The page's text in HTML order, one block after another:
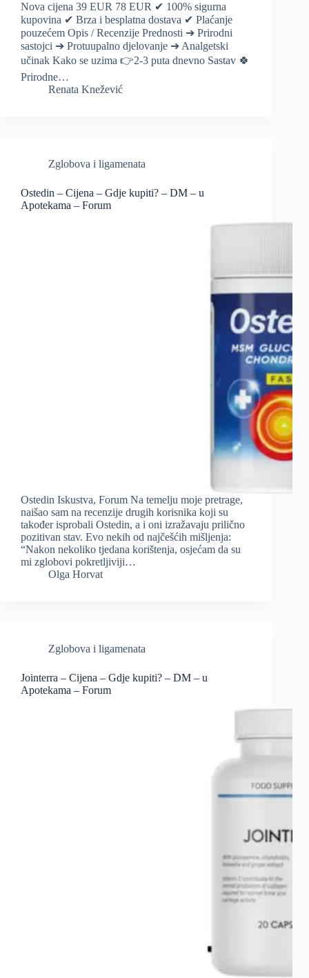
Nova cijena 39 EUR 78 EUR ✔ 100% sigurna
kupovina ✔ Brza i besplatna dostava ✔ Plaćanje
pouzećem Opis / Recenzije Prednosti ➔ Prirodni
sastojci ➔ Protuupalno djelovanje ➔ Analgetski
učinak Kako se uzima 👉2-3 puta dnevno Sastav 🍀
Prirodne…
Renata Knežević
Zglobova i ligamenata
Ostedin – Cijena – Gdje kupiti? – DM – u
Apotekama – Forum
Ostedin Iskustva, Forum Na temelju moje pretrage,
naišao sam na recenzije drugih korisnika koji su
također isprobali Ostedin, a i oni izražavaju prilično
pozitivan stav. Evo nekih od najčešćih mišljenja:
“Nakon nekoliko tjedana korištenja, osjećam da su
mi zglobovi pokretljiviji…
Olga Horvat
Zglobova i ligamenata
Jointerra – Cijena – Gdje kupiti? – DM – u
Apotekama – Forum